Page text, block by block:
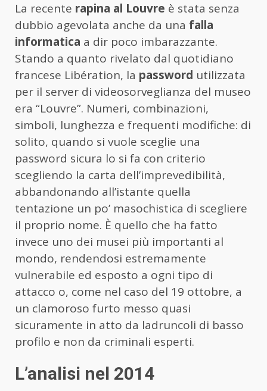
La recente rapina al Louvre è stata senza
dubbio agevolata anche da una falla
informatica a dir poco imbarazzante.
Stando a quanto rivelato dal quotidiano
francese Libération, la password utilizzata
per il server di videosorveglianza del museo
era “Louvre”. Numeri, combinazioni,
simboli, lunghezza e frequenti modifiche: di
solito, quando si vuole sceglie una
password sicura lo si fa con criterio
scegliendo la carta dell’imprevedibilità,
abbandonando all’istante quella
tentazione un po’ masochistica di scegliere
il proprio nome. È quello che ha fatto
invece uno dei musei più importanti al
mondo, rendendosi estremamente
vulnerabile ed esposto a ogni tipo di
attacco o, come nel caso del 19 ottobre, a
un clamoroso furto messo quasi
sicuramente in atto da ladruncoli di basso
profilo e non da criminali esperti.
L’analisi nel 2014